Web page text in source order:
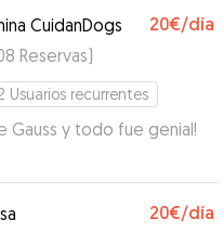
cuidase mientras tanto.
Estefania rodeado de
y ella nos enviaba
para que pudiésemos
momento. Bellísima
para mi caniche.
CuidanDogs 20€/día
Reservas)
Usuarios recurrentes
Gauss y todo fue genial!
20€/día